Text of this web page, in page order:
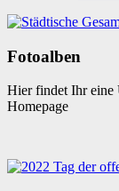
Fotoalben
Hier findet Ihr eine
Homepage